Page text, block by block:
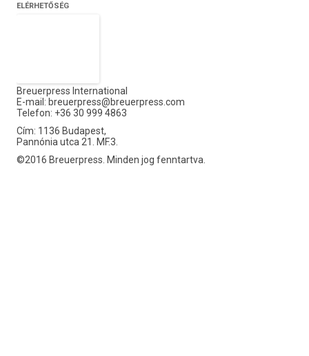
ELÉRHETŐSÉG
Breuerpress International
E-mail: breuerpress@breuerpress.com
Telefon: +36 30 999 4863
Cím: 1136 Budapest,
Pannónia utca 21. MF.3.
©2016 Breuerpress. Minden jog fenntartva.